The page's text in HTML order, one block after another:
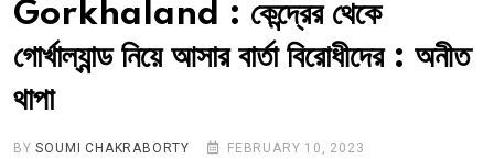
Contact
Khabar Samay Hindi
Gorkhaland : কেন্দ্রের থেকে
গোর্খাল্যান্ড নিয়ে আসার বার্তা বিরোধীদের : অনীত
থাপা
BYSOUMI CHAKRABORTY
FEBRUARY 10, 2023